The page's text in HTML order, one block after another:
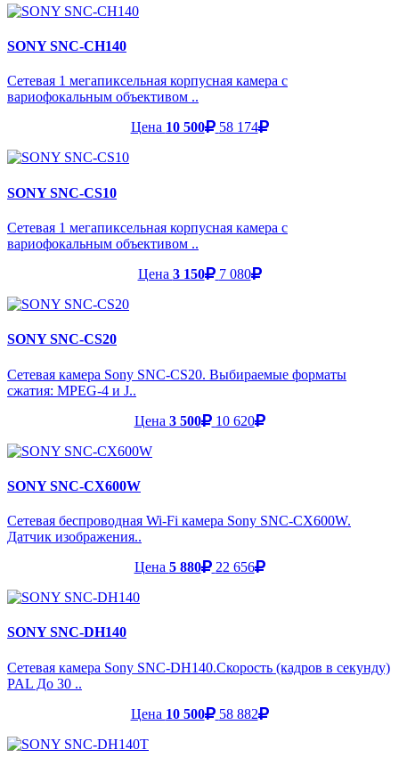
SONY SNC-CH140
Сетевая 1 мегапиксельная корпусная камера с
вариофокальным объективом ..
Цена 10 500 58 174
SONY SNC-CS10
Сетевая 1 мегапиксельная корпусная камера с
вариофокальным объективом ..
Цена 3 150 7 080
SONY SNC-CS20
Сетевая камера Sony SNC-CS20. Выбираемые форматы
сжатия: MPEG-4 и J..
Цена 3 500 10 620
SONY SNC-CX600W
Сетевая беспроводная Wi-Fi камера Sony SNC-CX600W.
Датчик изображения..
Цена 5 880 22 656
SONY SNC-DH140
Сетевая камера Sony SNC-DH140.Скорость (кадров в секунду)
PAL До 30 ..
Цена 10 500 58 882